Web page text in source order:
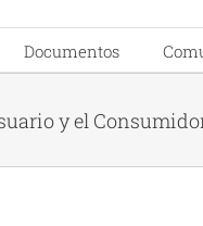
Documentos
y el